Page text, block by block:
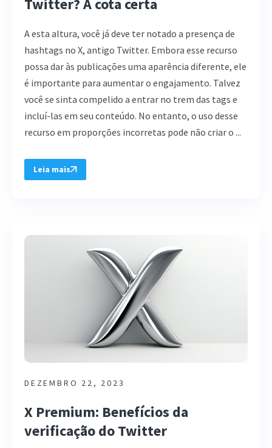
A esta altura, você já deve ter notado a presença de
hashtags no X, antigo Twitter. Embora esse recurso
possa dar às publicações uma aparência diferente, ele
é importante para aumentar o engajamento. Talvez
você se sinta compelido a entrar no trem das tags e
incluí-las em seu conteúdo. No entanto, o uso desse
recurso em proporções incorretas pode não criar o ...
Leia mais
DEZEMBRO 22, 2023
X Premium: Benefícios da
verificação do Twitter